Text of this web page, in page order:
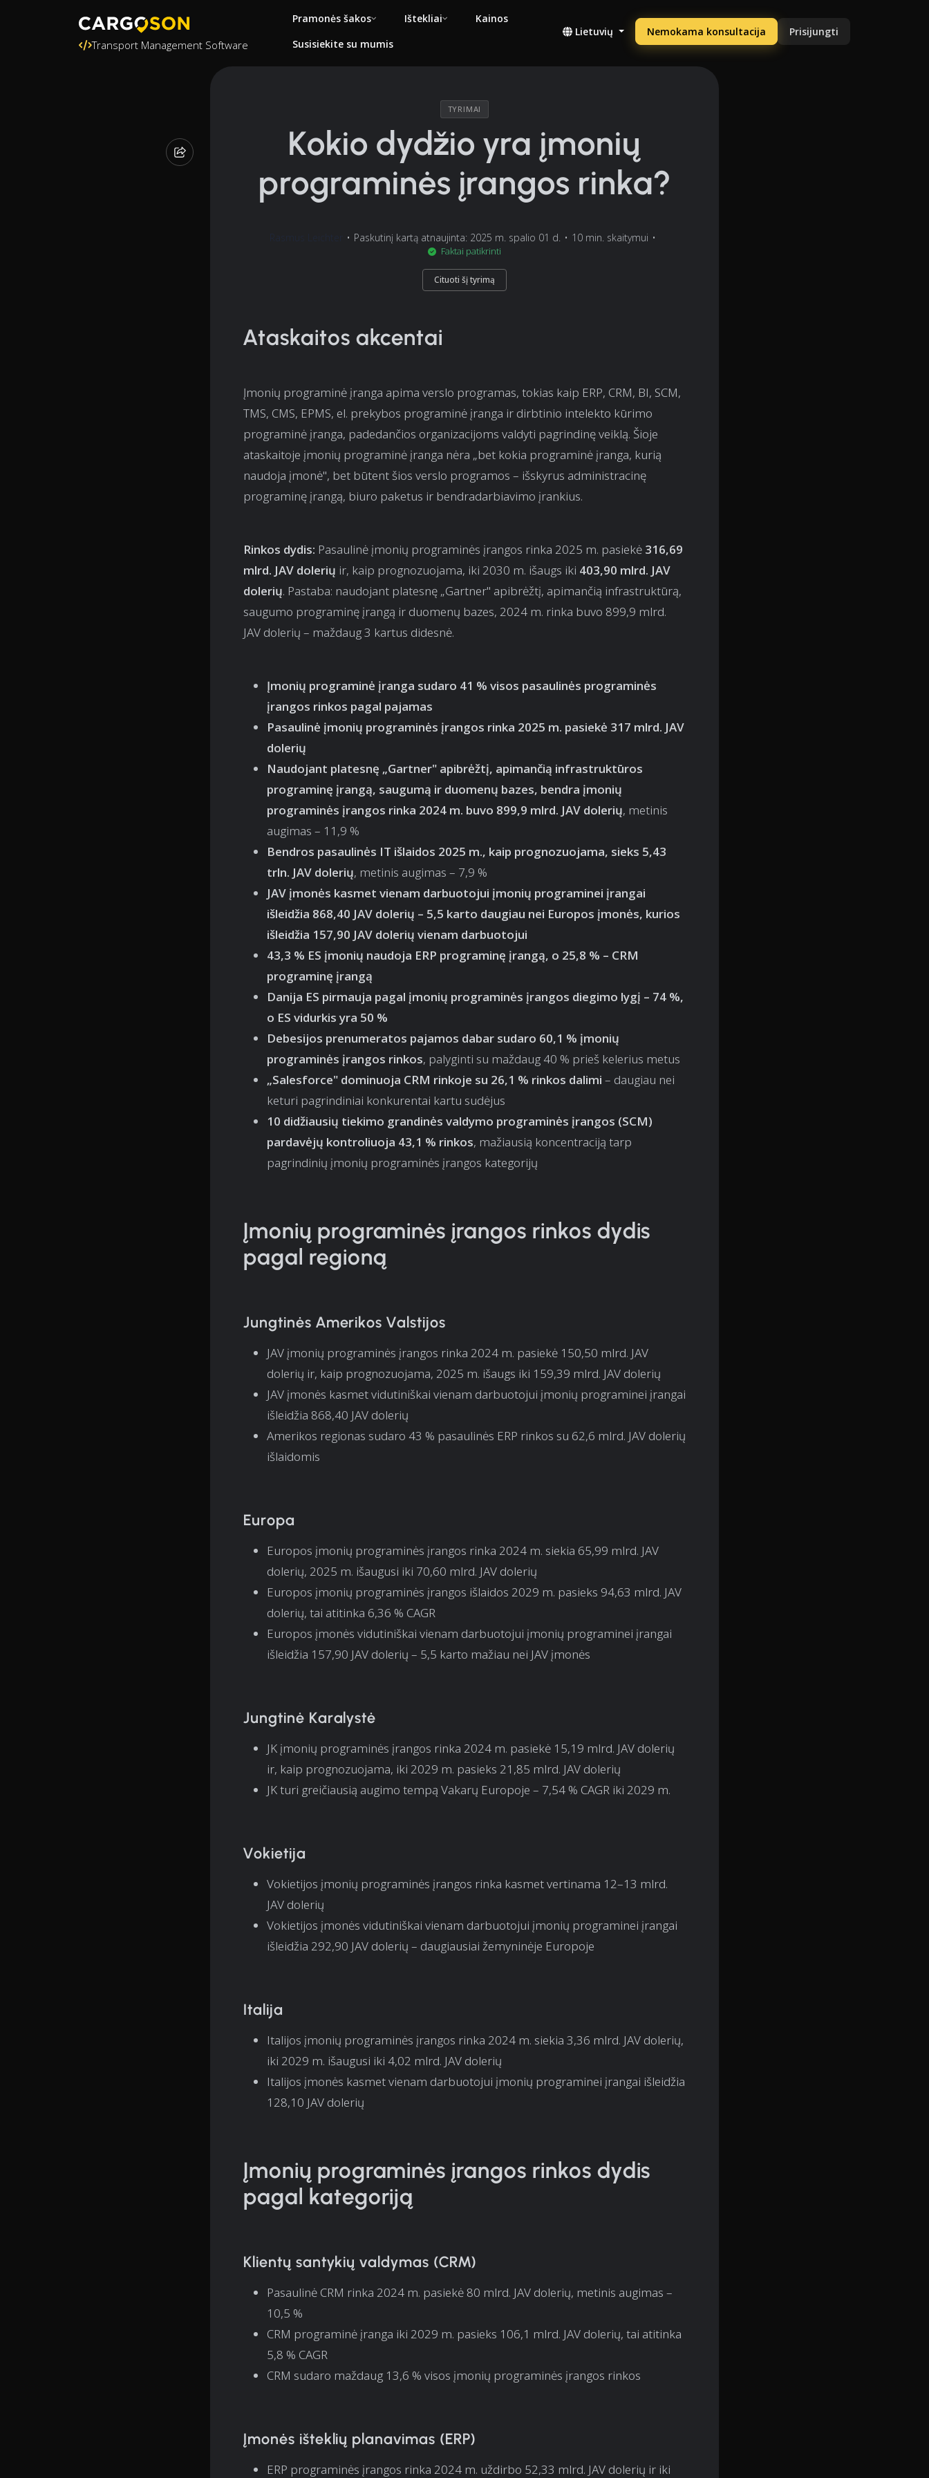
Transport Management Software
Pramonės šakos Ištekliai
Kainos
Susisiekite su mumis
Lietuvių Nemokama konsultacija Prisijungti
TYRIMAI
Kokio dydžio yra įmonių
programinės įrangos rinka?
• Paskutinį kartą atnaujinta: 2025 m. spalio 01 d. • 10 min. skaitymui •
Faktai patikrinti
Cituoti šį tyrimą
Ataskaitos akcentai
Įmonių programinė įranga apima verslo programas, tokias kaip ERP, CRM, BI, SCM,
TMS, CMS, EPMS, el. prekybos programinė įranga ir dirbtinio intelekto kūrimo
programinė įranga, padedančios organizacijoms valdyti pagrindinę veiklą. Šioje
ataskaitoje įmonių programinė įranga nėra „bet kokia programinė įranga, kurią
naudoja įmonė", bet būtent šios verslo programos – išskyrus administracinę
programinę įrangą, biuro paketus ir bendradarbiavimo įrankius.
Rinkos dydis: Pasaulinė įmonių programinės įrangos rinka 2025 m. pasiekė 316,69
mlrd. JAV dolerių ir, kaip prognozuojama, iki 2030 m. išaugs iki 403,90 mlrd. JAV
dolerių. Pastaba: naudojant platesnę „Gartner" apibrėžtį, apimančią infrastruktūrą,
saugumo programinę įrangą ir duomenų bazes, 2024 m. rinka buvo 899,9 mlrd.
JAV dolerių – maždaug 3 kartus didesnė.
Įmonių programinė įranga sudaro 41 % visos pasaulinės programinės
įrangos rinkos pagal pajamas
Pasaulinė įmonių programinės įrangos rinka 2025 m. pasiekė 317 mlrd. JAV
dolerių
Naudojant platesnę „Gartner" apibrėžtį, apimančią infrastruktūros
programinę įrangą, saugumą ir duomenų bazes, bendra įmonių
programinės įrangos rinka 2024 m. buvo 899,9 mlrd. JAV dolerių, metinis
augimas – 11,9 %
Bendros pasaulinės IT išlaidos 2025 m., kaip prognozuojama, sieks 5,43
trln. JAV dolerių, metinis augimas – 7,9 %
JAV įmonės kasmet vienam darbuotojui įmonių programinei įrangai
išleidžia 868,40 JAV dolerių – 5,5 karto daugiau nei Europos įmonės, kurios
išleidžia 157,90 JAV dolerių vienam darbuotojui
43,3 % ES įmonių naudoja ERP programinę įrangą, o 25,8 % – CRM
programinę įrangą
Danija ES pirmauja pagal įmonių programinės įrangos diegimo lygį – 74 %,
o ES vidurkis yra 50 %
Debesijos prenumeratos pajamos dabar sudaro 60,1 % įmonių
programinės įrangos rinkos, palyginti su maždaug 40 % prieš kelerius metus
„Salesforce" dominuoja CRM rinkoje su 26,1 % rinkos dalimi – daugiau nei
keturi pagrindiniai konkurentai kartu sudėjus
10 didžiausių tiekimo grandinės valdymo programinės įrangos (SCM)
pardavėjų kontroliuoja 43,1 % rinkos, mažiausią koncentraciją tarp
pagrindinių įmonių programinės įrangos kategorijų
Įmonių programinės įrangos rinkos dydis
pagal regioną
Jungtinės Amerikos Valstijos
JAV įmonių programinės įrangos rinka 2024 m. pasiekė 150,50 mlrd. JAV
dolerių ir, kaip prognozuojama, 2025 m. išaugs iki 159,39 mlrd. JAV dolerių
JAV įmonės kasmet vidutiniškai vienam darbuotojui įmonių programinei įrangai
išleidžia 868,40 JAV dolerių
Amerikos regionas sudaro 43 % pasaulinės ERP rinkos su 62,6 mlrd. JAV dolerių
išlaidomis
Europa
Europos įmonių programinės įrangos rinka 2024 m. siekia 65,99 mlrd. JAV
dolerių, 2025 m. išaugusi iki 70,60 mlrd. JAV dolerių
Europos įmonių programinės įrangos išlaidos 2029 m. pasieks 94,63 mlrd. JAV
dolerių, tai atitinka 6,36 % CAGR
Europos įmonės vidutiniškai vienam darbuotojui įmonių programinei įrangai
išleidžia 157,90 JAV dolerių – 5,5 karto mažiau nei JAV įmonės
Jungtinė Karalystė
JK įmonių programinės įrangos rinka 2024 m. pasiekė 15,19 mlrd. JAV dolerių
ir, kaip prognozuojama, iki 2029 m. pasieks 21,85 mlrd. JAV dolerių
JK turi greičiausią augimo tempą Vakarų Europoje – 7,54 % CAGR iki 2029 m.
Vokietija
Vokietijos įmonių programinės įrangos rinka kasmet vertinama 12–13 mlrd.
JAV dolerių
Vokietijos įmonės vidutiniškai vienam darbuotojui įmonių programinei įrangai
išleidžia 292,90 JAV dolerių – daugiausiai žemyninėje Europoje
Italija
Italijos įmonių programinės įrangos rinka 2024 m. siekia 3,36 mlrd. JAV dolerių,
iki 2029 m. išaugusi iki 4,02 mlrd. JAV dolerių
Italijos įmonės kasmet vienam darbuotojui įmonių programinei įrangai išleidžia
128,10 JAV dolerių
Įmonių programinės įrangos rinkos dydis
pagal kategoriją
Klientų santykių valdymas (CRM)
Pasaulinė CRM rinka 2024 m. pasiekė 80 mlrd. JAV dolerių, metinis augimas –
10,5 %
CRM programinė įranga iki 2029 m. pasieks 106,1 mlrd. JAV dolerių, tai atitinka
5,8 % CAGR
CRM sudaro maždaug 13,6 % visos įmonių programinės įrangos rinkos
Įmonės išteklių planavimas (ERP)
ERP programinės įrangos rinka 2024 m. uždirbo 52,33 mlrd. JAV dolerių ir iki